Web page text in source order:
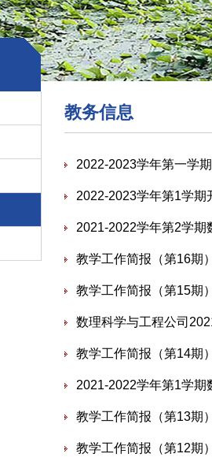
教务信息
2022-2023学年第一学
2022-2023学年第1学期
2021-2022学年第2学期
教学工作简报（第16期
教学工作简报（第15期
数理科学与工程公司
教学工作简报（第14期
2021-2022学年第1学期
教学工作简报（第13期
教学工作简报（第12期